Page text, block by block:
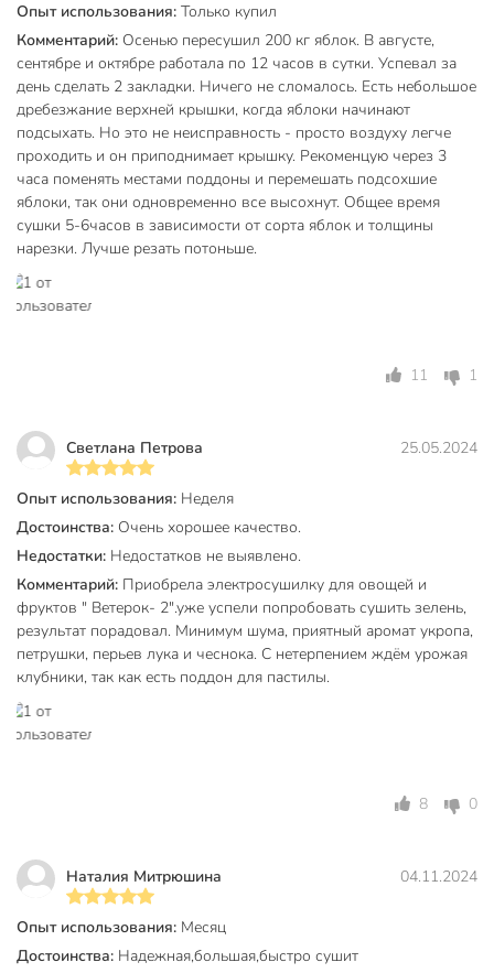
Техническая информация
Мощность, Вт
600 Вт
Число поддонов
6
Максимальная загрузка, кг
12 кг
Минимальная температура
эксплуатации, °C
30 °C
эксплуатации, °C
Тип
конвекционный
Материал корпуса
Материал поддонов
Управление
механический
Цвет
бесцветный
Другие типы продуктов
Особенности комплектации
Модель
Ветерок-2
Вес в упаковке
6.3 кг
Опыт использования: Только купил
Комментарий: Осенью пересушил 200 кг яблок. В августе,
сентябре и октябре работала по 12 часов в сутки. Успевал за
день сделать 2 закладки. Ничего не сломалось. Есть небольшое
дребезжание верхней крышки, когда яблоки начинают
подсыхать. Но это не неисправность - просто воздуху легче
проходить и он приподнимает крышку. Рекоменцую через 3
часа поменять местами поддоны и перемешать подсохшие
яблоки, так они одновременно все высохнут. Общее время
сушки 5-6часов в зависимости от сорта яблок и толщины
нарезки. Лучше резать потоньше.
11 1
Светлана Петрова 25.05.2024
Опыт использования: Неделя
Достоинства: Очень хорошее качество.
Недостатки: Недостатков не выявлено.
Комментарий: Приобрела электросушилку для овощей и
фруктов " Ветерок- 2".уже успели попробовать сушить зелень,
результат порадовал. Минимум шума, приятный аромат укропа,
петрушки, перьев лука и чеснока. С нетерпением ждём урожая
клубники, так как есть поддон для пастилы.
8 0
Наталия Митрюшина 04.11.2024
Опыт использования: Месяц
Достоинства: Надежная,большая,быстро сушит